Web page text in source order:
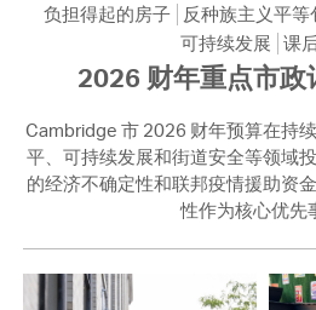
负担得起的房子 反种族主义平等
可持续发展 课
2026 财年重点市政
Cambridge 市 2026 财年预算在持
平、可持续发展和街道安全等领域
的经济不确定性和联邦疫情援助资
性作为核心优先